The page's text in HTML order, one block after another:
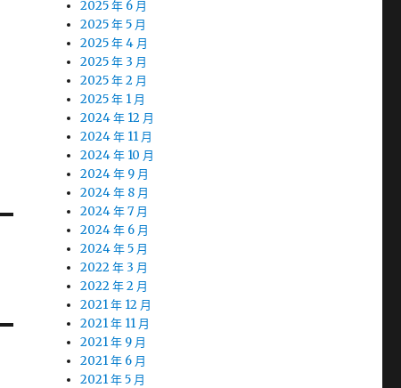
2025 年 6 月
2025 年 5 月
2025 年 4 月
2025 年 3 月
2025 年 2 月
2025 年 1 月
2024 年 12 月
2024 年 11 月
2024 年 10 月
2024 年 9 月
2024 年 8 月
2024 年 7 月
2024 年 6 月
2024 年 5 月
2022 年 3 月
2022 年 2 月
2021 年 12 月
2021 年 11 月
2021 年 9 月
2021 年 6 月
2021 年 5 月